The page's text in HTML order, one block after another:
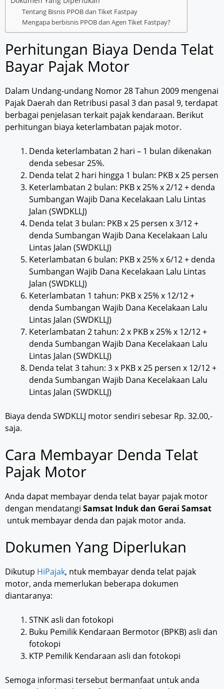
Tentang Bisnis PPOB dan Tiket Fastpay
Mengapa berbisnis PPOB dan Agen Tiket Fastpay?
Perhitungan Biaya Denda Telat
Bayar Pajak Motor
Dalam Undang-undang Nomor 28 Tahun 2009 mengenai
Pajak Daerah dan Retribusi pasal 3 dan pasal 9, terdapat
berbagai penjelasan terkait pajak kendaraan. Berikut
perhitungan biaya keterlambatan pajak motor.
Denda keterlambatan 2 hari – 1 bulan dikenakan
denda sebesar 25%.
Denda telat 2 hari hingga 1 bulan: PKB x 25 persen
Keterlambatan 2 bulan: PKB x 25% x 2/12 + denda
Sumbangan Wajib Dana Kecelakaan Lalu Lintas
Jalan (SWDKLLJ)
Denda telat 3 bulan: PKB x 25 persen x 3/12 +
denda Sumbangan Wajib Dana Kecelakaan Lalu
Lintas Jalan (SWDKLLJ)
Keterlambatan 6 bulan: PKB x 25% x 6/12 + denda
Sumbangan Wajib Dana Kecelakaan Lalu Lintas
Jalan (SWDKLLJ)
Keterlambatan 1 tahun: PKB x 25% x 12/12 +
denda Sumbangan Wajib Dana Kecelakaan Lalu
Lintas Jalan (SWDKLLJ)
Keterlambatan 2 tahun: 2 x PKB x 25% x 12/12 +
denda Sumbangan Wajib Dana Kecelakaan Lalu
Lintas Jalan (SWDKLLJ)
Denda telat 3 tahun: 3 x PKB x 25 persen x 12/12 +
denda Sumbangan Wajib Dana Kecelakaan Lalu
Lintas Jalan (SWDKLLJ)
Biaya denda SWDKLLJ motor sendiri sebesar Rp. 32.00,-
saja.
Cara Membayar Denda Telat
Pajak Motor
Anda dapat membayar denda telat bayar pajak motor
dengan mendatangi Samsat Induk dan Gerai Samsat
untuk membayar denda dan pajak motor anda.
Dokumen Yang Diperlukan
Dikutup HiPajak, ntuk membayar denda telat pajak
motor, anda memerlukan beberapa dokumen
diantaranya:
STNK asli dan fotokopi
Buku Pemilik Kendaraan Bermotor (BPKB) asli dan
fotokopi
KTP Pemilik Kendaraan asli dan fotokopi
Semoga informasi tersebut bermanfaat untuk anda